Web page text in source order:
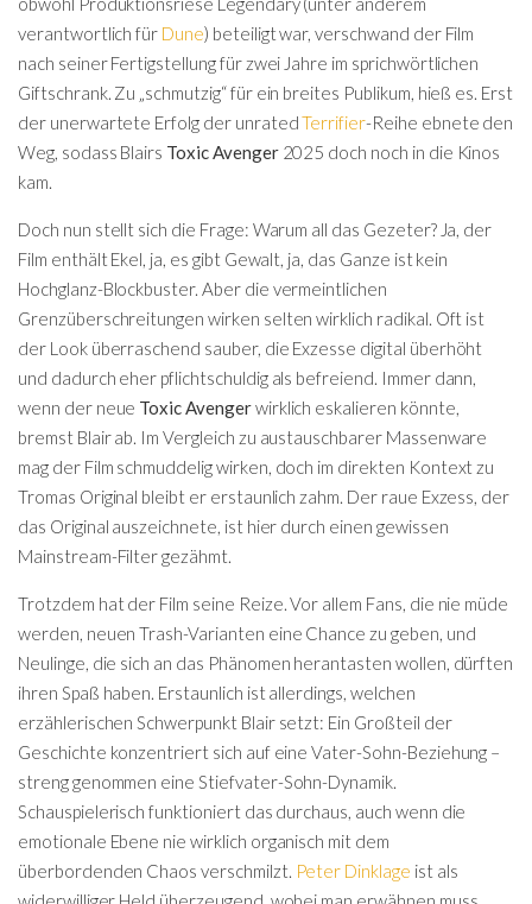
verantwortlich für Dune) beteiligt war, verschwand der Film
nach seiner Fertigstellung für zwei Jahre im sprichwörtlichen
Giftschrank. Zu „schmutzig“ für ein breites Publikum, hieß es. Erst
der unerwartete Erfolg der unratedTerrifier-Reihe ebnete den
Weg, sodass Blairs Toxic Avenger2025 doch noch in die Kinos
kam.
Doch nun stellt sich die Frage: Warum all das Gezeter? Ja, der
Film enthält Ekel, ja, es gibt Gewalt, ja, das Ganze ist kein
Hochglanz-Blockbuster. Aber die vermeintlichen
Grenzüberschreitungen wirken selten wirklich radikal. Oft ist
der Look überraschend sauber, die Exzesse digital überhöht
und dadurch eher pflichtschuldig als befreiend. Immer dann,
wenn der neue Toxic Avengerwirklich eskalieren könnte,
bremst Blair ab. Im Vergleich zu austauschbarer Massenware
mag der Film schmuddelig wirken, doch im direkten Kontext zu
Tromas Original bleibt er erstaunlich zahm. Der raue Exzess, der
das Original auszeichnete, ist hier durch einen gewissen
Mainstream-Filter gezähmt.
Trotzdem hat der Film seine Reize. Vor allem Fans, die nie müde
werden, neuen Trash-Varianten eine Chance zu geben, und
Neulinge, die sich an das Phänomen herantasten wollen, dürften
ihren Spaß haben. Erstaunlich ist allerdings, welchen
erzählerischen Schwerpunkt Blair setzt: Ein Großteil der
Geschichte konzentriert sich auf eine Vater-Sohn-Beziehung –
streng genommen eine Stiefvater-Sohn-Dynamik.
Schauspielerisch funktioniert das durchaus, auch wenn die
emotionale Ebene nie wirklich organisch mit dem
überbordenden Chaos verschmilzt. Peter Dinklage ist als